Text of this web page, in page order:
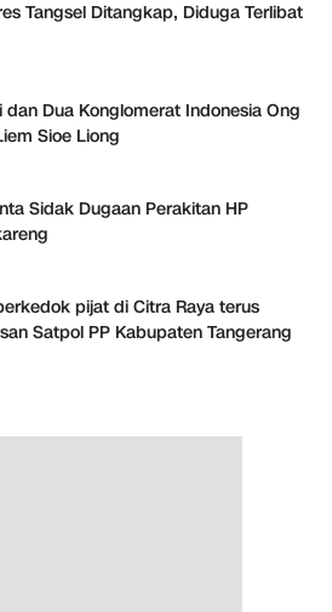
Tangsel Ditangkap, Diduga Terlibat
dan Dua Konglomerat Indonesia Ong
Sioe Liong
Sidak Dugaan Perakitan HP
pijat di Citra Raya terus
Satpol PP Kabupaten Tangerang